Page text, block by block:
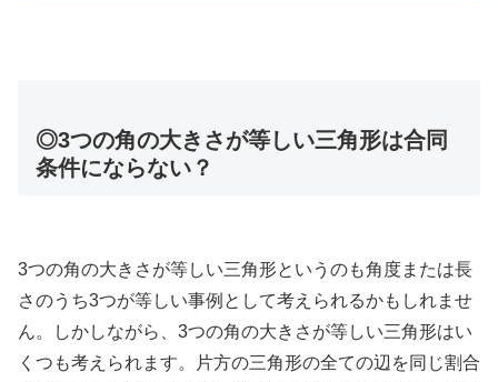
◎3つの角の大きさが等しい三角形は合同
条件にならない？
3つの角の大きさが等しい三角形というのも角度または長
さのうち3つが等しい事例として考えられるかもしれませ
ん。しかしながら、3つの角の大きさが等しい三角形はい
くつも考えられます。片方の三角形の全ての辺を同じ割合